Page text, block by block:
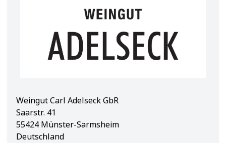
Weingut Carl Adelseck GbR
Saarstr. 41
55424 Münster-Sarmsheim
Deutschland